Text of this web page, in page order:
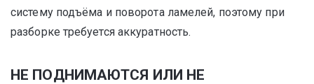
систему подъёма и поворота ламелей, поэтому при
разборке требуется аккуратность.
НЕ ПОДНИМАЮТСЯ ИЛИ НЕ